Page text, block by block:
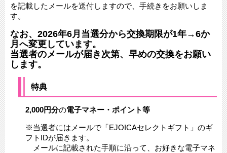
を記載したメールを送付しますので、手続きをお願いしま
す。
なお、2026年6月当選分から交換期限が1年→6か
月へ変更しています。
当選者のメールが届き次第、早めの交換をお願い
します。
特典
2,000円分の電子マネー・ポイント等
※当選者にはメールで「EJOICAセレクトギフト」のギ
フトIDが届きます。
メールに記載された手順に沿って、お好きな電子マネ